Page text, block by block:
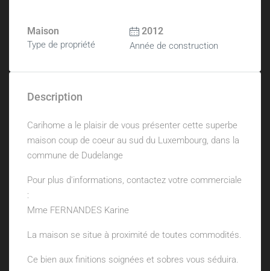
Maison
Type de propriété
2012
Année de construction
Description
Carihome a le plaisir de vous présenter cette superbe
maison coup de coeur au sud du Luxembourg, dans la
commune de Dudelange
Pour plus d'informations, contactez votre commerciale
:
Mme FERNANDES Karine
La maison se situe à proximité de toutes commodités.
Ce bien aux finitions soignées et sobres vous séduira.